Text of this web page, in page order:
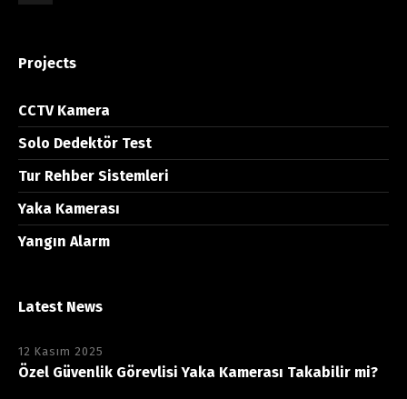
Projects
CCTV Kamera
Solo Dedektör Test
Tur Rehber Sistemleri
Yaka Kamerası
Yangın Alarm
Latest News
12 Kasım 2025
Özel Güvenlik Görevlisi Yaka Kamerası Takabilir mi?